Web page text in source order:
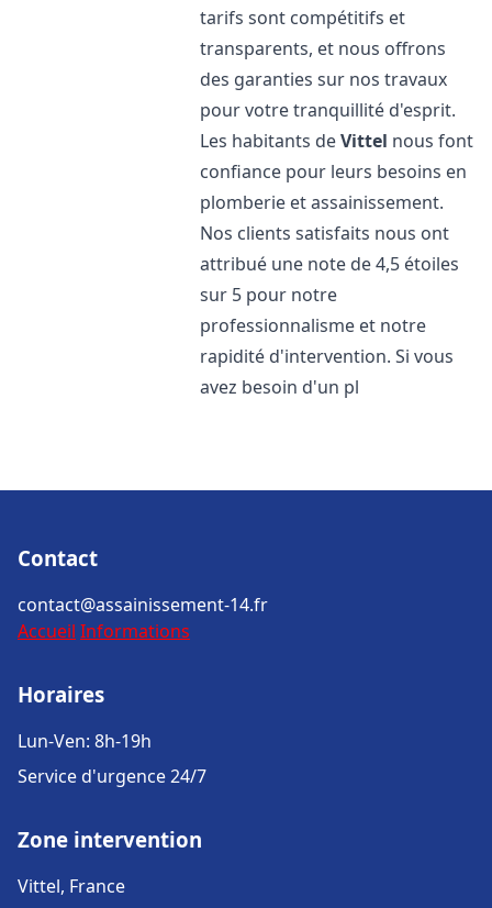
tarifs sont compétitifs et
transparents, et nous offrons
des garanties sur nos travaux
pour votre tranquillité d'esprit.
Les habitants deVittel nous font
confiance pour leurs besoins en
plomberie et assainissement.
Nos clients satisfaits nous ont
attribué une note de 4,5 étoiles
sur 5 pour notre
professionnalisme et notre
rapidité d'intervention. Si vous
avez besoin d'un pl
Contact
contact@assainissement-14.fr
Accueil Informations
Horaires
Lun-Ven: 8h-19h
Service d'urgence 24/7
Zone intervention
Vittel, France